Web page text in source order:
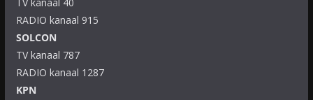
RADIO kanaal 915
SOLCON
TV kanaal 787
RADIO kanaal 1287
KPN